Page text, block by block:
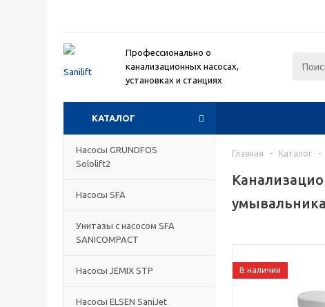
Профессионально о
канализационных насосах,
установках и станциях
КАТАЛОГ
Насосы GRUNDFOS
Sololift2
Насосы SFA
Унитазы с насосом SFA
SANICOMPACT
Насосы JEMIX STP
Насосы ELSEN SaniJet
Главная - Каталог -
умывальника
В наличии